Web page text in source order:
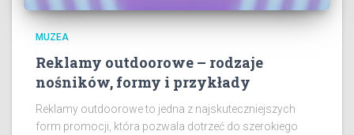
MUZEA
Reklamy outdoorowe – rodzaje
nośników, formy i przykłady
Reklamy outdoorowe to jedna z najskuteczniejszych
form promocji, która pozwala dotrzeć do szerokiego